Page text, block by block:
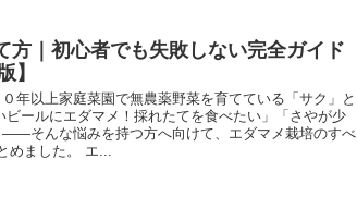
方｜初心者でも失敗しない完全ガイド
】
年以上家庭菜園で無農薬野菜を育てている「サク」と
ビールにエダマメ！採れたてを食べたい」「さやが少
――そんな悩みを持つ方へ向けて、エダマメ栽培のすべ
めました。 エ...